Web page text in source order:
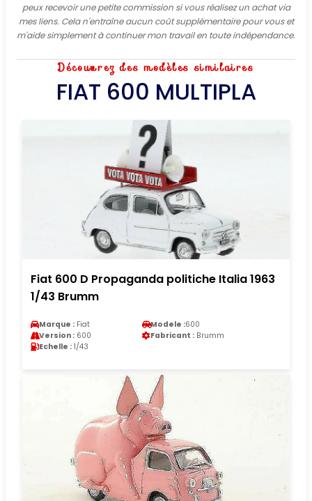
peux recevoir une petite commission si vous réalisez un achat via
mes liens. Cela n'entraîne aucun coût supplémentaire pour vous et
m'aide simplement à continuer mon travail en toute indépendance.
Découvrez des modèles similaires
FIAT 600 MULTIPLA
Fiat 600 D Propaganda politiche Italia 1963
1/43 Brumm
Marque : Fiat Modele :600
Version : 600 Fabricant : Brumm
Echelle : 1/43